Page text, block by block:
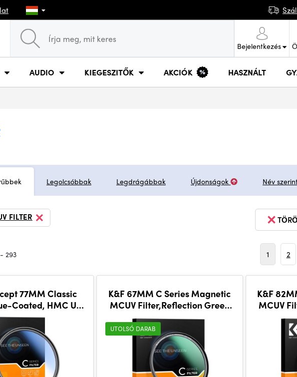
Bejelentkezés
AUDIO KIEGESZITŐK AKCIÓK HASZNÁLT
Legolcsóbbak Legdrágábbak Újdonságok Név
FILTER
293 1 2
77MM Classic
Coated, HMC UV
Japan Optics
K&F 67MM C Series Magnetic
MCUV Filter,Reflection Green
Film
UTOLSÓ DARAB
K&F
MCUV